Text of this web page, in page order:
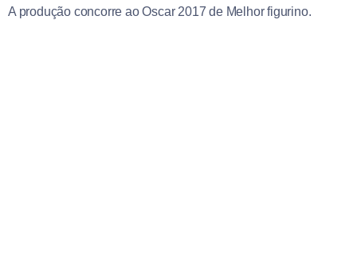
A produção concorre ao Oscar 2017 de Melhor figurino.